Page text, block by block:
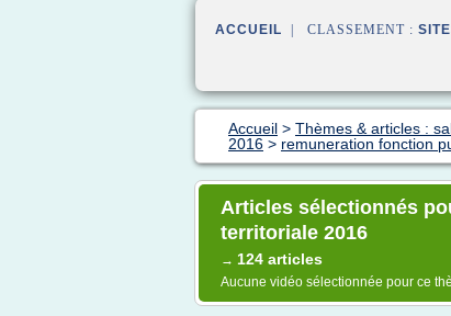
ACCUEIL | CLASSEMENT :
Accueil > Thèmes & articles :
2016 > remuneration fonction
Articles sélectionnés
territoriale 2016
→ 124 articles
Aucune vidéo sélectionnée pour ce